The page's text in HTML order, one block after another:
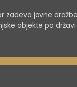
zadeva javne
objekte po
V